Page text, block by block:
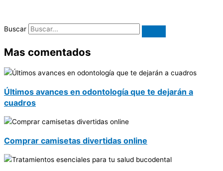
Buscar
Mas comentados
Últimos avances en odontología que te dejarán a
cuadros
Comprar camisetas divertidas online